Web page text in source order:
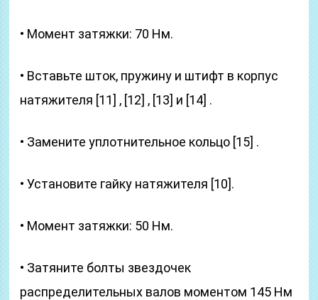
• Момент затяжки: 70 Нм.
• Вставьте шток, пружину и штифт в корпус
натяжителя [11] , [12] , [13] и [14] .
• Замените уплотнительное кольцо [15] .
• Установите гайку натяжителя [10].
• Момент затяжки: 50 Нм.
• Затяните болты звездочек
распределительных валов моментом 145 Нм